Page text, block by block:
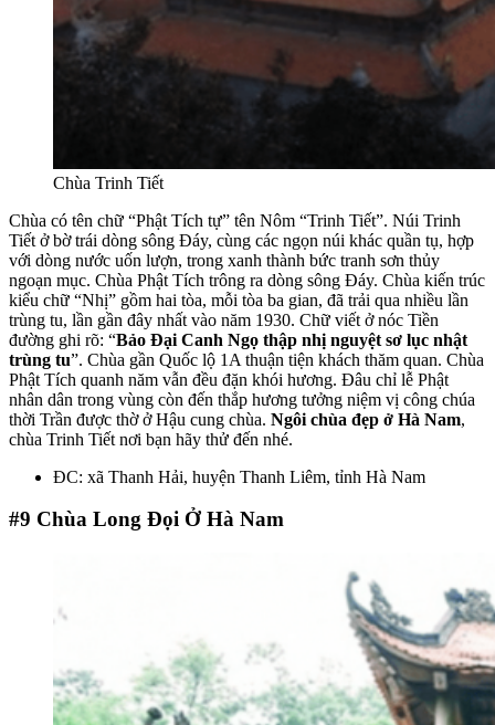
Chùa Trinh Tiết
Chùa có tên chữ “Phật Tích tự” tên Nôm “Trinh Tiết”. Núi Trinh
Tiết ở bờ trái dòng sông Đáy, cùng các ngọn núi khác quần tụ, hợp
với dòng nước uốn lượn, trong xanh thành bức tranh sơn thủy
ngoạn mục. Chùa Phật Tích trông ra dòng sông Đáy. Chùa kiến trúc
kiểu chữ “Nhị” gồm hai tòa, mỗi tòa ba gian, đã trải qua nhiều lần
trùng tu, lần gần đây nhất vào năm 1930. Chữ viết ở nóc Tiền
đường ghi rõ: “Bảo Đại Canh Ngọ thập nhị nguyệt sơ lục nhật
trùng tu”. Chùa gần Quốc lộ 1A thuận tiện khách thăm quan. Chùa
Phật Tích quanh năm vẫn đều đặn khói hương. Đâu chỉ lễ Phật
nhân dân trong vùng còn đến thắp hương tưởng niệm vị công chúa
thời Trần được thờ ở Hậu cung chùa. Ngôi chùa đẹp ở Hà Nam,
chùa Trinh Tiết nơi bạn hãy thử đến nhé.
ĐC: xã Thanh Hải, huyện Thanh Liêm, tỉnh Hà Nam
#9 Chùa Long Đọi Ở Hà Nam